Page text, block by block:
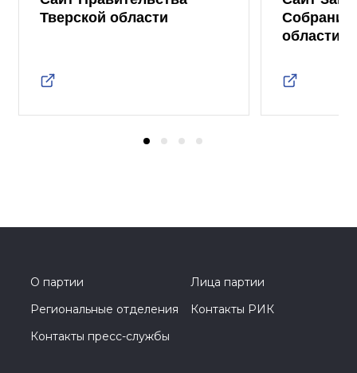
Тверской области
Собрания
области
О партии
Лица партии
Региональные отделения
Контакты РИК
Контакты пресс-службы